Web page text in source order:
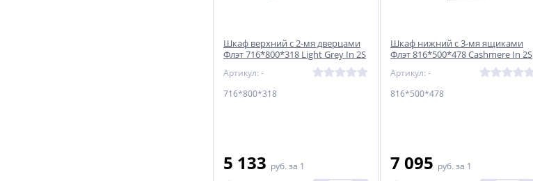
Шкаф верхний с 2-мя дверцами
Флэт 716*800*318 Light Grey In 2S
Артикул: -
716*800*318
5 133 руб. за 1
Шкаф нижний с 3-мя ящиками
Флэт 816*500*478 Cashmere In 2S
Артикул: -
816*500*478
7 095 руб. за 1